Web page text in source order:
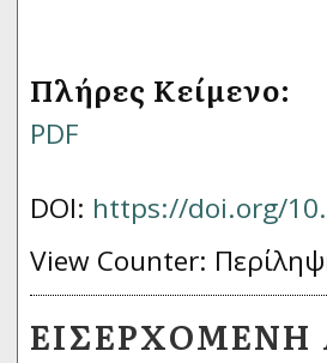
Πλήρες Κείμενο:
PDF
DOI: https://doi.org/
View Counter: